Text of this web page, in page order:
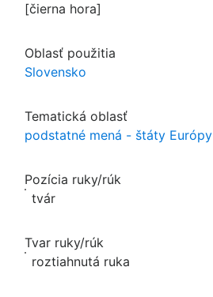
[čierna hora]
Oblasť použitia
Slovensko
Tematická oblasť
podstatné mená - štáty Európy
Pozícia ruky/rúk
tvár
Tvar ruky/rúk
roztiahnutá ruka